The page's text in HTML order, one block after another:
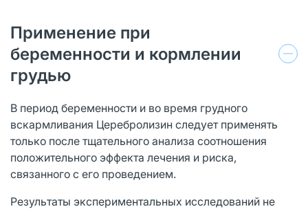
Применение при
беременности и кормлении
грудью
В период беременности и во время грудного
вскармливания Церебролизин следует применять
только после тщательного анализа соотношения
положительного эффекта лечения и риска,
связанного с его проведением.
Результаты экспериментальных исследований не